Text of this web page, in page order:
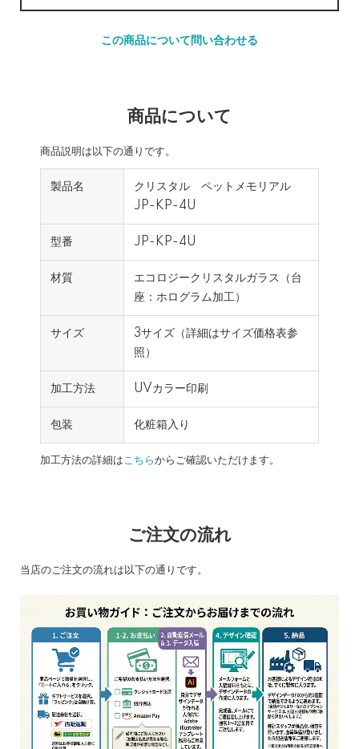
この商品について問い合わせる
商品について
商品説明は以下の通りです。
製品名
クリスタル ペットメモリアル
JP-KP-4U
型番 JP-KP-4U
材質
エコロジークリスタルガラス（台
座：ホログラム加工）
サイズ
3サイズ（詳細はサイズ価格表参
照）
加工方法 UVカラー印刷
包装 化粧箱入り
加工方法の詳細はこちらからご確認いただけます。
ご注文の流れ
当店のご注文の流れは以下の通りです。